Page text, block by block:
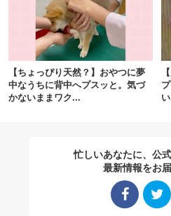
【ちょっぴり天然？】おやつに夢
中なうちに背中へプスッと。気づ
かないままワク...
忙しいあなたに、公
最新情報をお
pecodogs
いぬ部をフォロー